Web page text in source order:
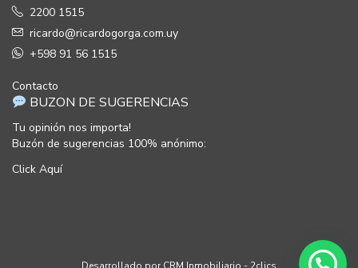
2200 1515
ricardo@ricardogorga.com.uy
+598 91 56 1515
Contacto
BUZON DE SUGERENCIAS
Tu opinión nos importa!
Buzón de sugerencias 100% anónimo:
Click Aquí